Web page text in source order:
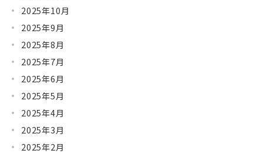
2025年10月
2025年9月
2025年8月
2025年7月
2025年6月
2025年5月
2025年4月
2025年3月
2025年2月